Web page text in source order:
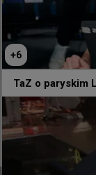
#magisk
Magisk: Nie
a potem
na niektórych
+6
TaZ o paryskim